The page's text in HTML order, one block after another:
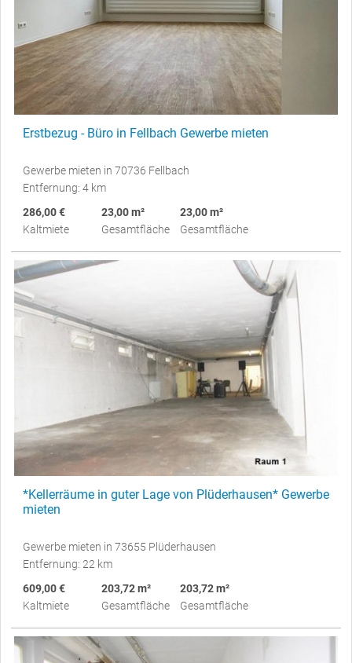
Erstbezug - Büro in Fellbach Gewerbe mieten
Gewerbe mieten in 70736 Fellbach
Entfernung: 4 km
286,00 €
Kaltmiete
23,00 m²
Gesamtfläche
23,00 m²
Gesamtfläche
*Kellerräume in guter Lage von Plüderhausen* Gewerbe
mieten
Gewerbe mieten in 73655 Plüderhausen
Entfernung: 22 km
609,00 €
Kaltmiete
203,72 m²
Gesamtfläche
203,72 m²
Gesamtfläche